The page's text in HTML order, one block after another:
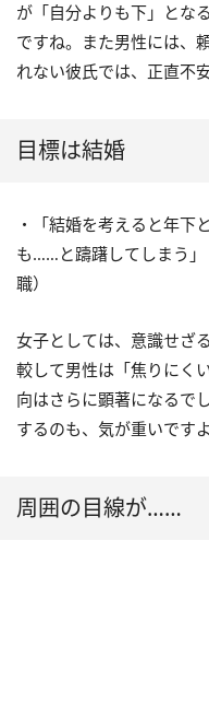
が「自分よりも下」とな
ですね。また男性には
れない彼氏では、正直不
目標は結婚
・「結婚を考えると年下
も……と躊躇してしまう
職）
女子としては、意識せざ
較して男性は「焦りにく
向はさらに顕著になるで
するのも、気が重いですよ
周囲の目線が……